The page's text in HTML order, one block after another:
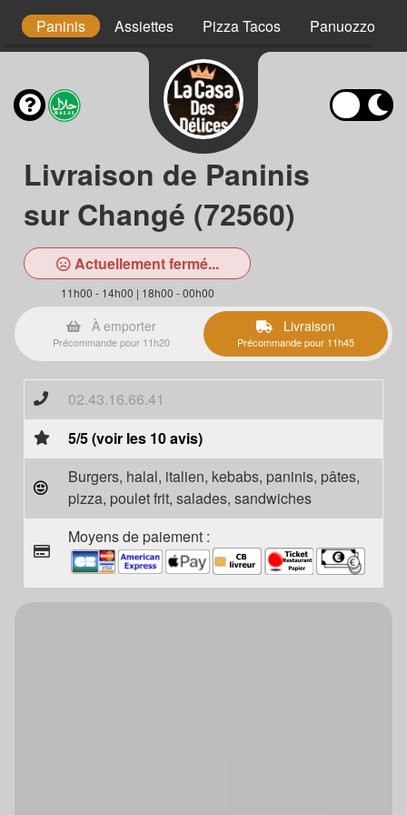
Paninis Assiettes Pizza Tacos Panuozzo
Livraison de Paninis
sur Changé (72560)
Actuellement fermé...
11h00 - 14h00 | 18h00 - 00h00
À emporter
Précommande pour 11h20
Livraison
Précommande pour 11h45
02.43.16.66.41
5/5 (voir les 10 avis)
Burgers, halal, italien, kebabs, paninis, pâtes,
pizza, poulet frit, salades, sandwiches
Moyens de paiement :